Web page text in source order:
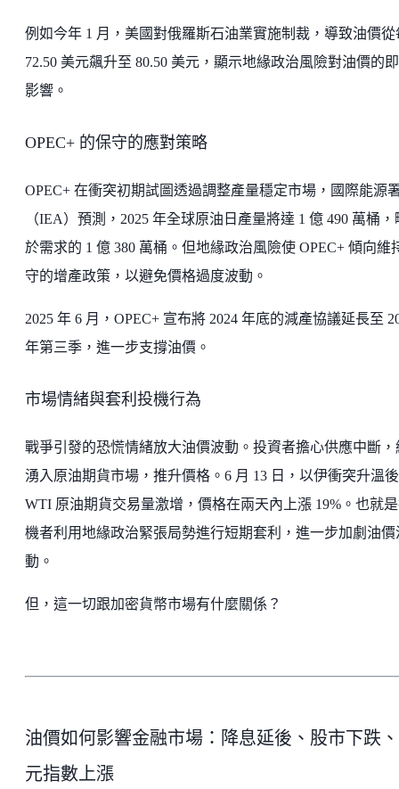
例如今年 1 月，美國對俄羅斯石油業實施制裁，導致油價從
72.50 美元飆升至 80.50 美元，顯示地緣政治風險對油價的
影響。
OPEC+ 的保守的應對策略
OPEC+ 在衝突初期試圖透過調整產量穩定市場，國際能源
（IEA）預測，2025 年全球原油日產量將達 1 億 490 萬桶，
於需求的 1 億 380 萬桶。但地緣政治風險使 OPEC+ 傾向維
守的增產政策，以避免價格過度波動。
2025 年 6 月，OPEC+ 宣布將 2024 年底的減產協議延長至
年第三季，進一步支撐油價。
市場情緒與套利投機行為
戰爭引發的恐慌情緒放大油價波動。投資者擔心供應中斷，
湧入原油期貨市場，推升價格。6 月 13 日，以伊衝突升溫
WTI 原油期貨交易量激增，價格在兩天內上漲 19%。也就
機者利用地緣政治緊張局勢進行短期套利，進一步加劇油價
動。
但，這一切跟加密貨幣市場有什麼關係？
油價如何影響金融市場：降息延後、股市下跌
元指數上漲